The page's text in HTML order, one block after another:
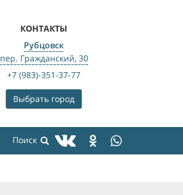
КОНТАКТЫ
Рубцовск
пер. Гражданский, 30
+7 (983)-351-37-77
Выбрать город